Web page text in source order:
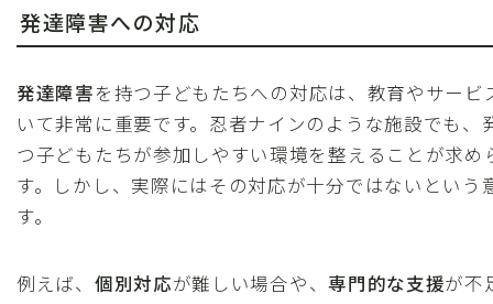
発達障害への対応
発達障害を持つ子どもたちへの対応は、教育やサービ
いて非常に重要です。忍者ナインのような施設でも、
つ子どもたちが参加しやすい環境を整えることが求め
す。しかし、実際にはその対応が十分ではないという
す。
例えば、 個別対応が難しい場合や、専門的な支援が不